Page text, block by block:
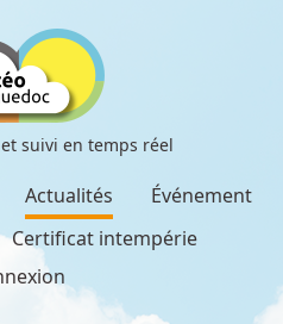
suivi en temps réel
Actualités
Événement
Certificat intempérie